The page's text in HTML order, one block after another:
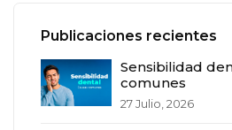
Publicaciones recientes
Sensibilidad
comunes
27 Julio, 2026